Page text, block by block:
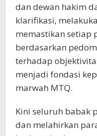
dan dewan hakim
klarifikasi,
memastikan setiap
berdasarkan
terhadap
menjadi fondasi
marwah MTQ.
Kini seluruh babak
dan melahirkan